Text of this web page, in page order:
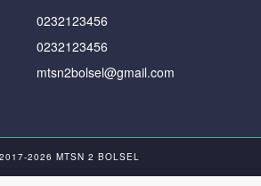
0232123456
0232123456
mtsn2bolsel@gmail.com
2026 MTSN 2 BOLSEL